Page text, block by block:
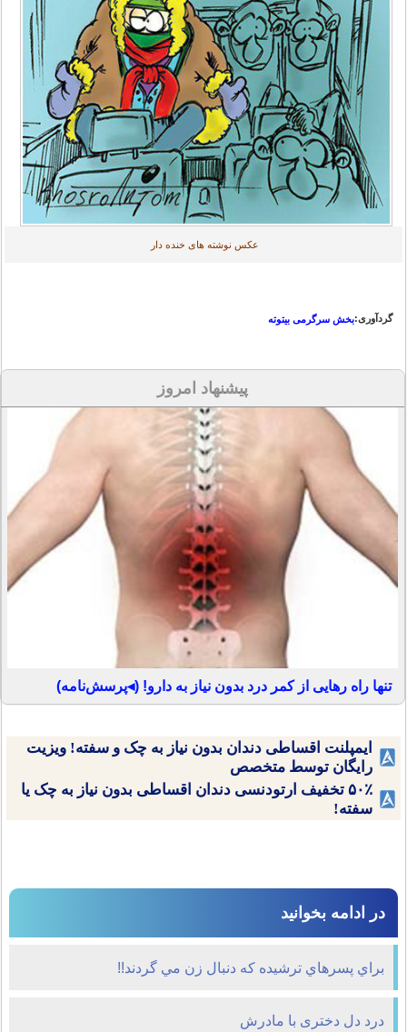
عکس نوشته های خنده دار
گردآوری:بخش سرگرمی بیتوته
پیشنهاد امروز
تنها راه رهایی از کمر درد بدون نیاز به دارو! (◂پرسش‌نامه)
ایمپلنت اقساطی دندان بدون نیاز به چک و سفته! ویزیت
رایگان توسط متخصص
۵۰٪ تخفیف ارتودنسی دندان اقساطی بدون نیاز به چک یا
سفته!
در ادامه بخوانید
براي پسرهاي ترشيده که دنبال زن مي گردند!!
درد دل دختری با مادرش